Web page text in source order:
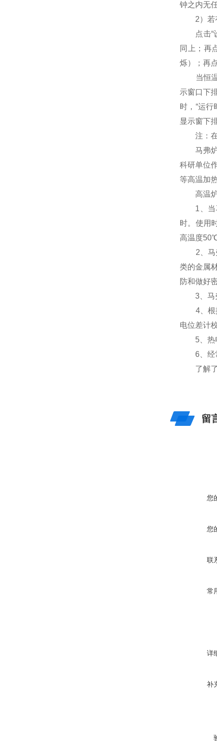
钟之内无
2）若
点击“设
同上；再
烁）；再
当恒温
示窗口下
时，“运
显示窗下
注：在
马弗炉
科研单位
等高温加
高温炉
1、当马
时。使用
高温度
2、马弗
类的金属
防和做好
3、马弗
4、根据
电位差计
5、热电
6、经常
了解了
留
您
您
联
常
详
补